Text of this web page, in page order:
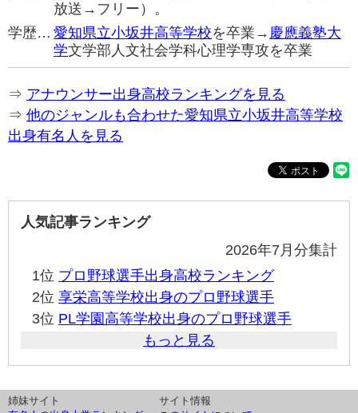
放送→フリー）。
学歴… 愛知県立小坂井高等学校を卒業→ 慶應義塾大
学文学部人文社会学科心理学専攻を卒業
⇒ アナウンサー出身高校ランキングを見る
⇒ 他のジャンルも合わせた愛知県立小坂井高等学校
出身有名人を見る
人気記事ランキング
2026年7月分集計
1位 プロ野球選手出身高校ランキング
2位 享栄高等学校出身のプロ野球選手
3位 PL学園高等学校出身のプロ野球選手
もっと見る
姉妹サイト
サイト情報